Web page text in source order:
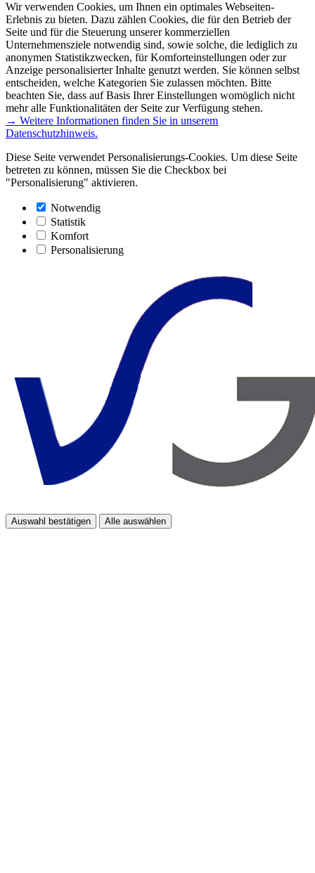
Wir verwenden Cookies, um Ihnen ein optimales Webseiten-
Erlebnis zu bieten. Dazu zählen Cookies, die für den Betrieb der
Seite und für die Steuerung unserer kommerziellen
Unternehmensziele notwendig sind, sowie solche, die lediglich zu
anonymen Statistikzwecken, für Komforteinstellungen oder zur
Anzeige personalisierter Inhalte genutzt werden. Sie können selbst
entscheiden, welche Kategorien Sie zulassen möchten. Bitte
beachten Sie, dass auf Basis Ihrer Einstellungen womöglich nicht
mehr alle Funktionalitäten der Seite zur Verfügung stehen.
→ Weitere Informationen finden Sie in unserem
Datenschutzhinweis.
Diese Seite verwendet Personalisierungs-Cookies. Um diese Seite
betreten zu können, müssen Sie die Checkbox bei
"Personalisierung" aktivieren.
Notwendig
Statistik
Komfort
Personalisierung
Auswahl bestätigen Alle auswählen